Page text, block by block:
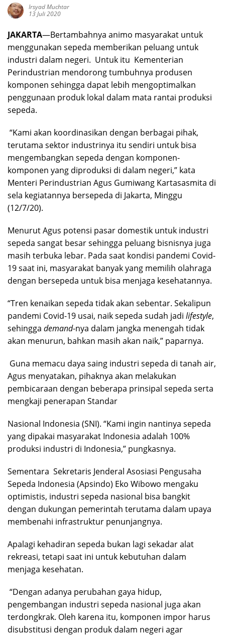
Irsyad Muchtar
13 Juli 2020
JAKARTA—Bertambahnya animo masyarakat untuk
menggunakan sepeda memberikan peluang untuk
industri dalam negeri. Untuk itu Kementerian
Perindustrian mendorong tumbuhnya produsen
komponen sehingga dapat lebih mengoptimalkan
penggunaan produk lokal dalam mata rantai produksi
sepeda.
“Kami akan koordinasikan dengan berbagai pihak,
terutama sektor industrinya itu sendiri untuk bisa
mengembangkan sepeda dengan komponen-
komponen yang diproduksi di dalam negeri,” kata
Menteri Perindustrian Agus Gumiwang Kartasasmita di
sela kegiatannya bersepeda di Jakarta, Minggu
(12/7/20).
Menurut Agus potensi pasar domestik untuk industri
sepeda sangat besar sehingga peluang bisnisnya juga
masih terbuka lebar. Pada saat kondisi pandemi Covid-
19 saat ini, masyarakat banyak yang memilih olahraga
dengan bersepeda untuk bisa menjaga kesehatannya.
“Tren kenaikan sepeda tidak akan sebentar. Sekalipun
pandemi Covid-19 usai, naik sepeda sudah jadi lifestyle,
sehingga demand-nya dalam jangka menengah tidak
akan menurun, bahkan masih akan naik,” paparnya.
Guna memacu daya saing industri sepeda di tanah air,
Agus menyatakan, pihaknya akan melakukan
pembicaraan dengan beberapa prinsipal sepeda serta
mengkaji penerapan Standar
Nasional Indonesia (SNI). “Kami ingin nantinya sepeda
yang dipakai masyarakat Indonesia adalah 100%
produksi industri di Indonesia,” pungkasnya.
Sementara Sekretaris Jenderal Asosiasi Pengusaha
Sepeda Indonesia (Apsindo) Eko Wibowo mengaku
optimistis, industri sepeda nasional bisa bangkit
dengan dukungan pemerintah terutama dalam upaya
membenahi infrastruktur penunjangnya.
Apalagi kehadiran sepeda bukan lagi sekadar alat
rekreasi, tetapi saat ini untuk kebutuhan dalam
menjaga kesehatan.
“Dengan adanya perubahan gaya hidup,
pengembangan industri sepeda nasional juga akan
terdongkrak. Oleh karena itu, komponen impor harus
disubstitusi dengan produk dalam negeri agar